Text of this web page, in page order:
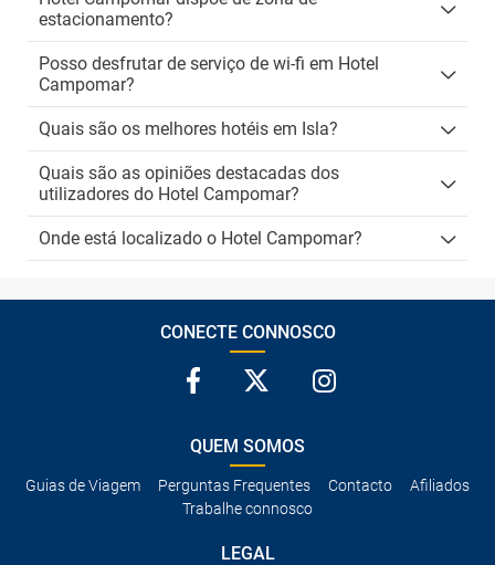
estacionamento?
Posso desfrutar de serviço de wi-fi em Hotel
Campomar?
Quais são os melhores hotéis em Isla?
Quais são as opiniões destacadas dos
utilizadores do Hotel Campomar?
Onde está localizado o Hotel Campomar?
CONECTE CONNOSCO
QUEM SOMOS
Guias de Viagem Perguntas Frequentes Contacto
Afiliados
Trabalhe connosco
LEGAL